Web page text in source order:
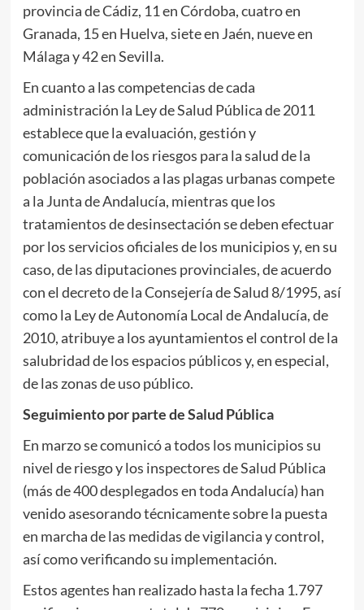
provincia de Cádiz, 11 en Córdoba, cuatro en
Granada, 15 en Huelva, siete en Jaén, nueve en
Málaga y 42 en Sevilla.
En cuanto a las competencias de cada
administración la Ley de Salud Pública de 2011
establece que la evaluación, gestión y
comunicación de los riesgos para la salud de la
población asociados a las plagas urbanas compete
a la Junta de Andalucía, mientras que los
tratamientos de desinsectación se deben efectuar
por los servicios oficiales de los municipios y, en su
caso, de las diputaciones provinciales, de acuerdo
con el decreto de la Consejería de Salud 8/1995, así
como la Ley de Autonomía Local de Andalucía, de
2010, atribuye a los ayuntamientos el control de la
salubridad de los espacios públicos y, en especial,
de las zonas de uso público.
Seguimiento por parte de Salud Pública
En marzo se comunicó a todos los municipios su
nivel de riesgo y los inspectores de Salud Pública
(más de 400 desplegados en toda Andalucía) han
venido asesorando técnicamente sobre la puesta
en marcha de las medidas de vigilancia y control,
así como verificando su implementación.
Estos agentes han realizado hasta la fecha 1.797